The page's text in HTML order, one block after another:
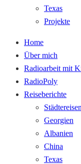
Texas
Projekte
Home
Über mich
Radioarbeit mit
RadioPoly
Reiseberichte
Städtereisen
Georgien
Albanien
China
Texas